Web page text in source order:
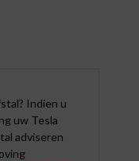
Indien u
uw Tesla
adviseren